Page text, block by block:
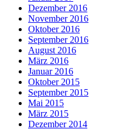
Dezember 2016
November 2016
Oktober 2016
September 2016
August 2016
März 2016
Januar 2016
Oktober 2015
September 2015
Mai 2015
März 2015
Dezember 2014